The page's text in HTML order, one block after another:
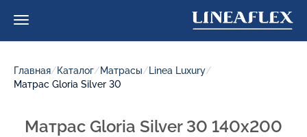
Главная/Каталог/Матрасы/ Linea Luxury/
Матрас Gloria Silver 30
Матрас Gloria Silver 30 140x200